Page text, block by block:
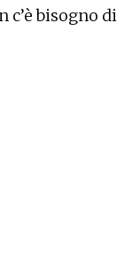
c’è bisogno di